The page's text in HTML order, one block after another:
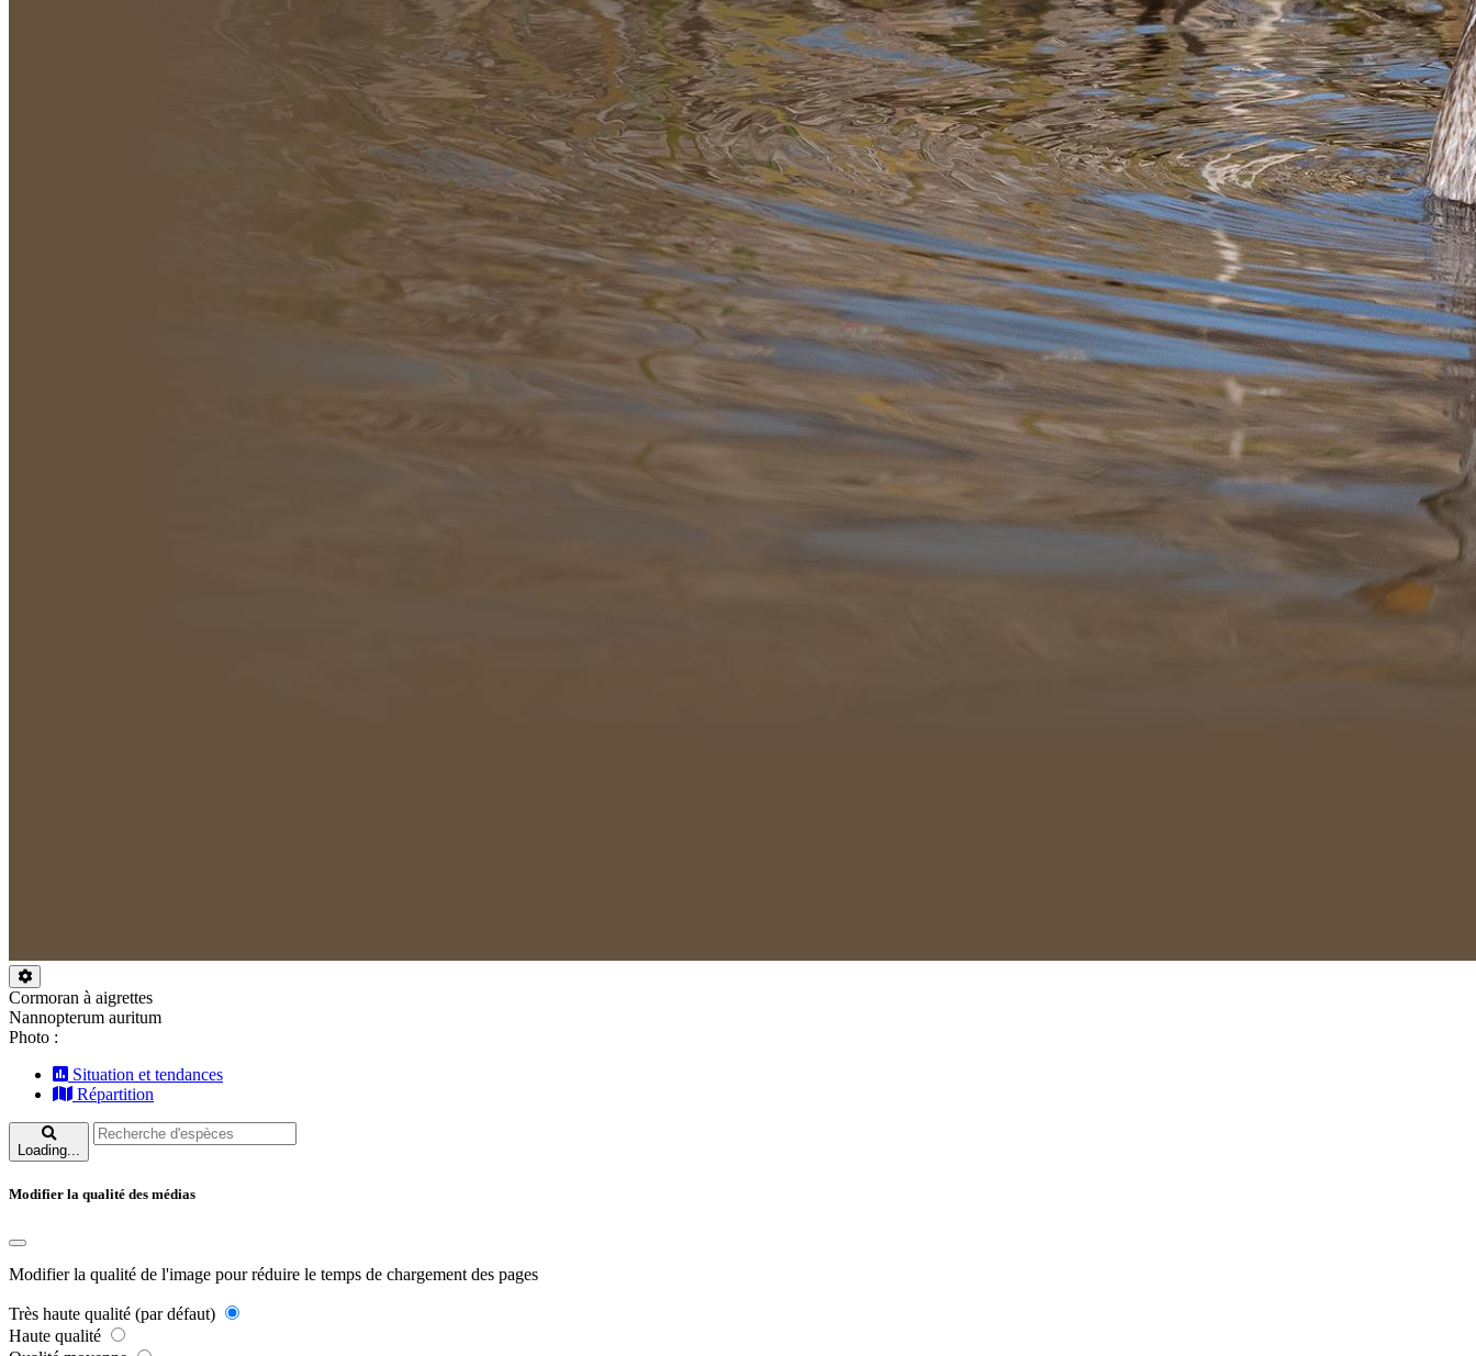
Cormoran à aigrettes
Nannopterum auritum
Photo :
Situation et tendances
Répartition
Loading...
Modifier la qualité des médias
Modifier la qualité de l'image pour réduire le temps de chargement des pages
Très haute qualité (par défaut)
Haute qualité